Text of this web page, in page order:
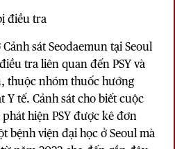
sát Seodaemun tại Seoul
tra liên quan đến PSY và
thuộc nhóm thuốc hướng
Y tế. Cảnh sát cho biết cuộc
hiện PSY được kê đơn
bệnh viện đại học ở Seoul mà